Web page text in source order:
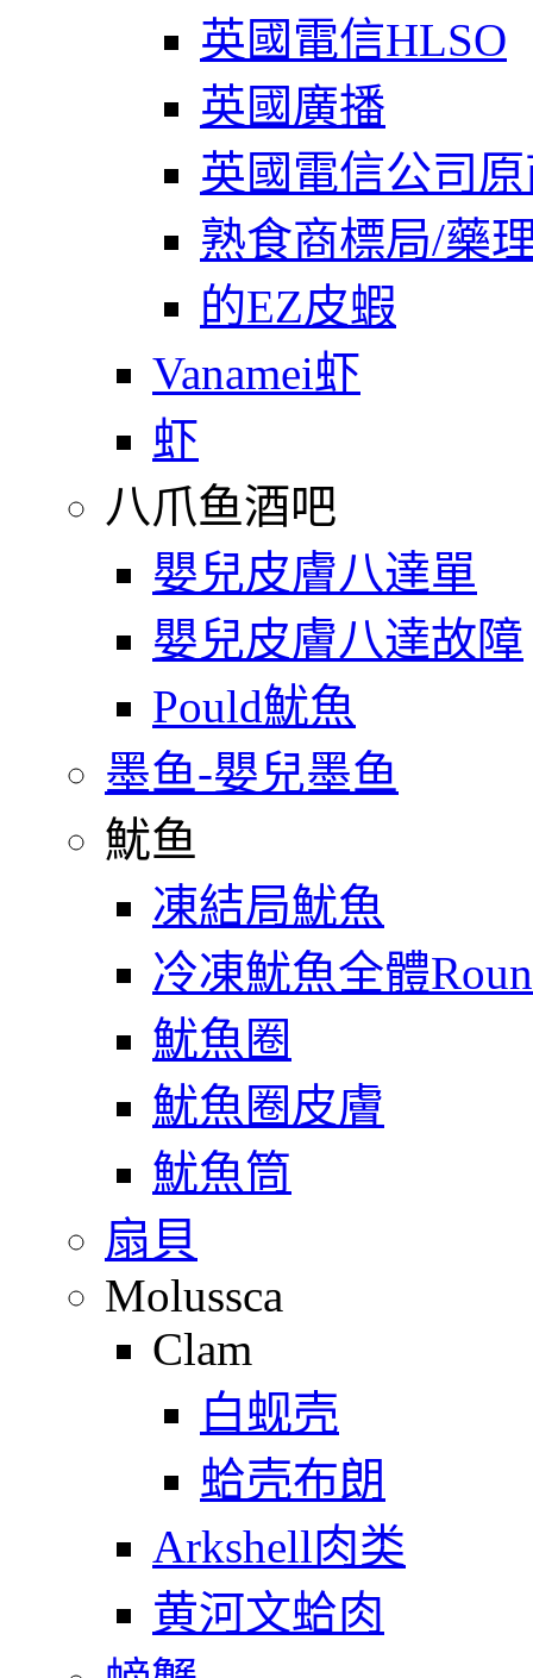
英國電信HLSO
英國廣播
英國電信公司
熟食商標局/藥
的EZ皮蝦
Vanamei虾
虾
八爪鱼酒吧
嬰兒皮膚八達單
嬰兒皮膚八達故障
Pould魷魚
墨鱼-嬰兒墨鱼
魷鱼
凍結局魷魚
冷凍魷魚全體
魷魚圈
魷魚圈皮膚
魷魚筒
扇貝
Molussca
Clam
白蚬壳
蛤壳布朗
Arkshell肉类
黄河文蛤肉